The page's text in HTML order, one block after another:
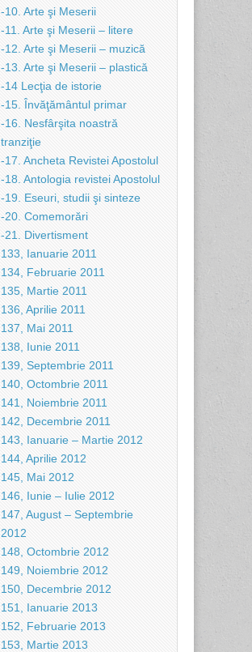
-10. Arte şi Meserii
-11. Arte şi Meserii – litere
-12. Arte şi Meserii – muzică
-13. Arte şi Meserii – plastică
-14 Lecţia de istorie
-15. Învăţământul primar
-16. Nesfârşita noastră
tranziţie
-17. Ancheta Revistei Apostolul
-18. Antologia revistei Apostolul
-19. Eseuri, studii şi sinteze
-20. Comemorări
-21. Divertisment
133, Ianuarie 2011
134, Februarie 2011
135, Martie 2011
136, Aprilie 2011
137, Mai 2011
138, Iunie 2011
139, Septembrie 2011
140, Octombrie 2011
141, Noiembrie 2011
142, Decembrie 2011
143, Ianuarie – Martie 2012
144, Aprilie 2012
145, Mai 2012
146, Iunie – Iulie 2012
147, August – Septembrie
2012
148, Octombrie 2012
149, Noiembrie 2012
150, Decembrie 2012
151, Ianuarie 2013
152, Februarie 2013
153, Martie 2013